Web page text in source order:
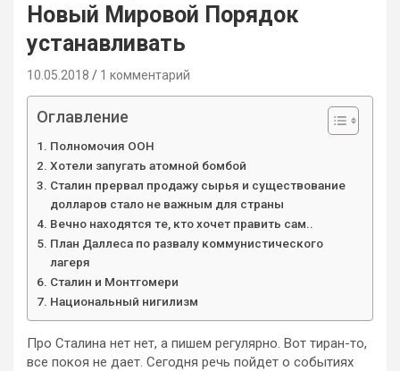
Новый Мировой Порядок
устанавливать
10.05.2018 1 комментарий
Оглавление
Полномочия ООН
Хотели запугать атомной бомбой
Сталин прервал продажу сырья и существование
долларов стало не важным для страны
Вечно находятся те, кто хочет править сам..
План Даллеса по развалу коммунистического
лагеря
Сталин и Монтгомери
Национальный нигилизм
Про Сталина нет нет, а пишем регулярно. Вот тиран-то,
все покоя не дает. Сегодня речь пойдет о событиях